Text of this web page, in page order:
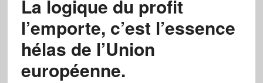
La logique du profit
l’emporte, c’est l’essence
hélas de l’Union
européenne.